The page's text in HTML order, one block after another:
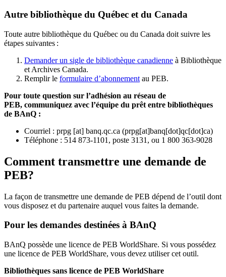
Autre bibliothèque du Québec et du Canada
Toute autre bibliothèque du Québec ou du Canada doit suivre les
étapes suivantes :
Demander un sigle de bibliothèque canadienne à Bibliothèque
et Archives Canada.
Remplir le formulaire d’abonnement au PEB.
Pour toute question sur l’adhésion au réseau de
PEB, communiquez avec l’équipe du prêt entre bibliothèques
de BAnQ :
Courriel : prpg [at] banq.qc.ca (prpg[at]banq[dot]qc[dot]ca)
Téléphone : 514 873-1101, poste 3131, ou 1 800 363-9028
Comment transmettre une demande de
PEB?
La façon de transmettre une demande de PEB dépend de l’outil dont
vous disposez et du partenaire auquel vous faites la demande.
Pour les demandes destinées à BAnQ
BAnQ possède une licence de PEB WorldShare. Si vous possédez
une licence de PEB WorldShare, vous devez utiliser cet outil.
Bibliothèques sans licence de PEB WorldShare